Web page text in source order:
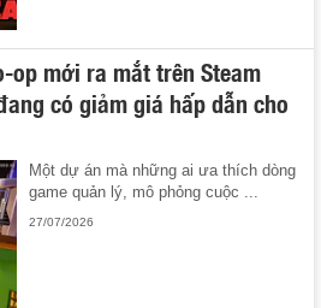
op mới ra mắt trên Steam
có giảm giá hấp dẫn cho
Một dự án mà những ai ưa thích dòng
game quản lý, mô phỏng cuộc ...
27/07/2026